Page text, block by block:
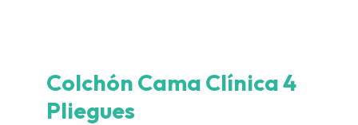
Colchón Cama Clínica 4
Pliegues